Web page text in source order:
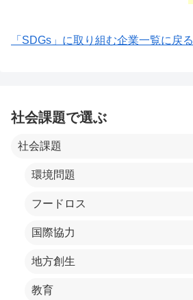
「SDGs」に取り組む企業一覧に戻る
社会課題で選ぶ
社会課題
環境問題
フードロス
国際協力
地方創生
教育